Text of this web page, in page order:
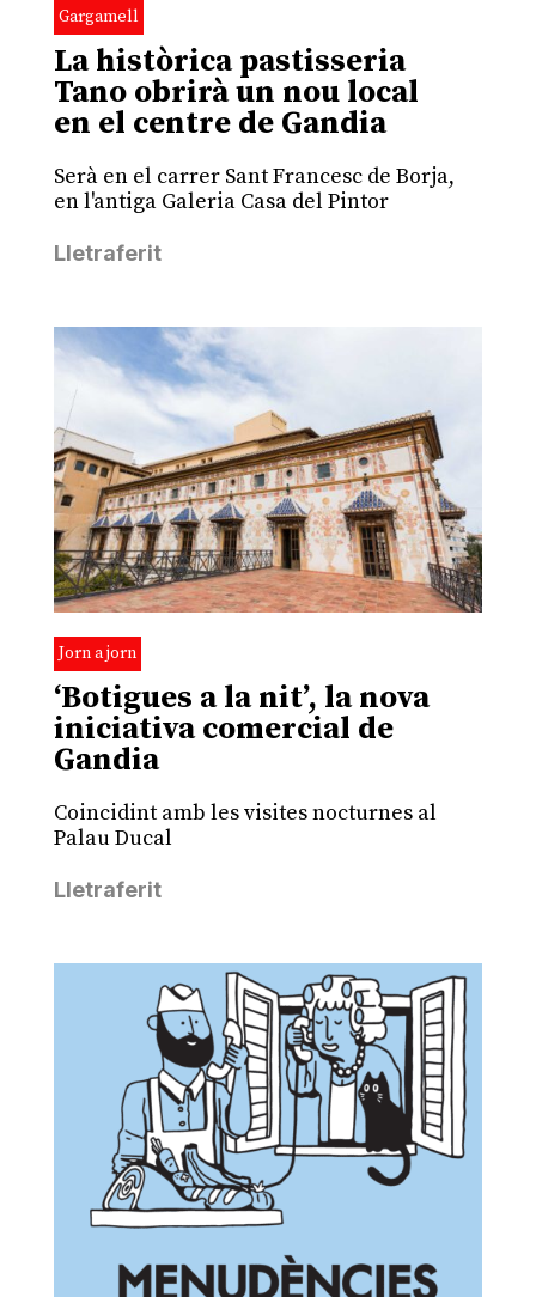
Gargamell
La històrica pastisseria
Tano obrirà un nou local
en el centre de Gandia
Serà en el carrer Sant Francesc de Borja,
en l'antiga Galeria Casa del Pintor
Lletraferit
Jorn a jorn
‘Botigues a la nit’, la nova
iniciativa comercial de
Gandia
Coincidint amb les visites nocturnes al
Palau Ducal
Lletraferit